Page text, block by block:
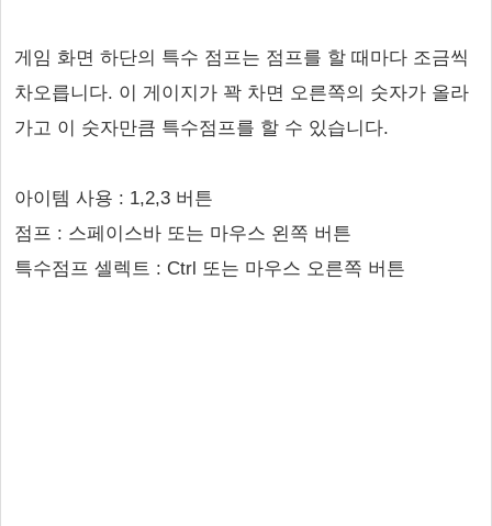
게임 화면 하단의 특수 점프는 점프를 할 때마다 조금씩
차오릅니다. 이 게이지가 꽉 차면 오른쪽의 숫자가 올라
가고 이 숫자만큼 특수점프를 할 수 있습니다.
아이템 사용 : 1,2,3 버튼
점프 : 스페이스바 또는 마우스 왼쪽 버튼
특수점프 셀렉트 : Ctrl 또는 마우스 오른쪽 버튼